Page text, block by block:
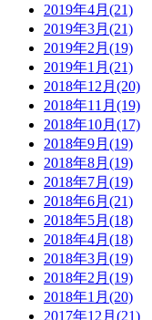
2019年4月(21)
2019年3月(21)
2019年2月(19)
2019年1月(21)
2018年12月(20)
2018年11月(19)
2018年10月(17)
2018年9月(19)
2018年8月(19)
2018年7月(19)
2018年6月(21)
2018年5月(18)
2018年4月(18)
2018年3月(19)
2018年2月(19)
2018年1月(20)
2017年12月(21)